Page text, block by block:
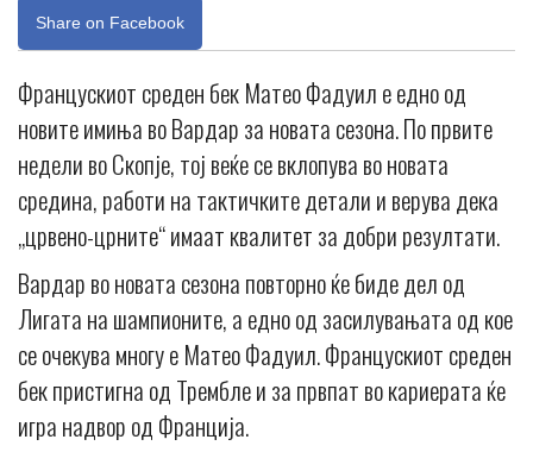
Share on Facebook
Францускиот среден бек Матео Фадуил е едно од
новите имиња во Вардар за новата сезона. По првите
недели во Скопје, тој веќе се вклопува во новата
средина, работи на тактичките детали и верува дека
„црвено-црните“ имаат квалитет за добри резултати.
Вардар во новата сезона повторно ќе биде дел од
Лигата на шампионите, а едно од засилувањата од кое
се очекува многу е Матео Фадуил. Францускиот среден
бек пристигна од Трембле и за првпат во кариерата ќе
игра надвор од Франција.